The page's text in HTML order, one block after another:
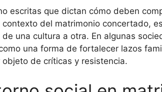
escritas que dictan cómo deben
del matrimonio concertado,
una cultura a otra. En algunas
una forma de fortalecer lazos
de críticas y resistencia.